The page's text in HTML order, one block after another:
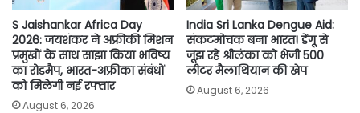
S Jaishankar Africa Day
2026: जयशंकर ने अफ्रीकी मिशन
प्रमुखों के साथ साझा किया भविष्य
का रोडमैप, भारत-अफ्रीका संबंधों
को मिलेगी नई रफ्तार
August 6, 2026
India Sri Lanka Dengue Aid:
संकटमोचक बना भारत! डेंगू से
जूझ रहे श्रीलंका को भेजी 500
लीटर मैलाथियान की खेप
August 6, 2026